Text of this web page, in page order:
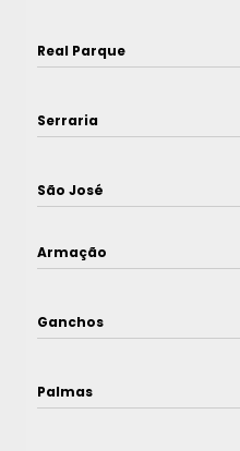
Real Parque
Serraria
São José
Armação
Ganchos
Palmas